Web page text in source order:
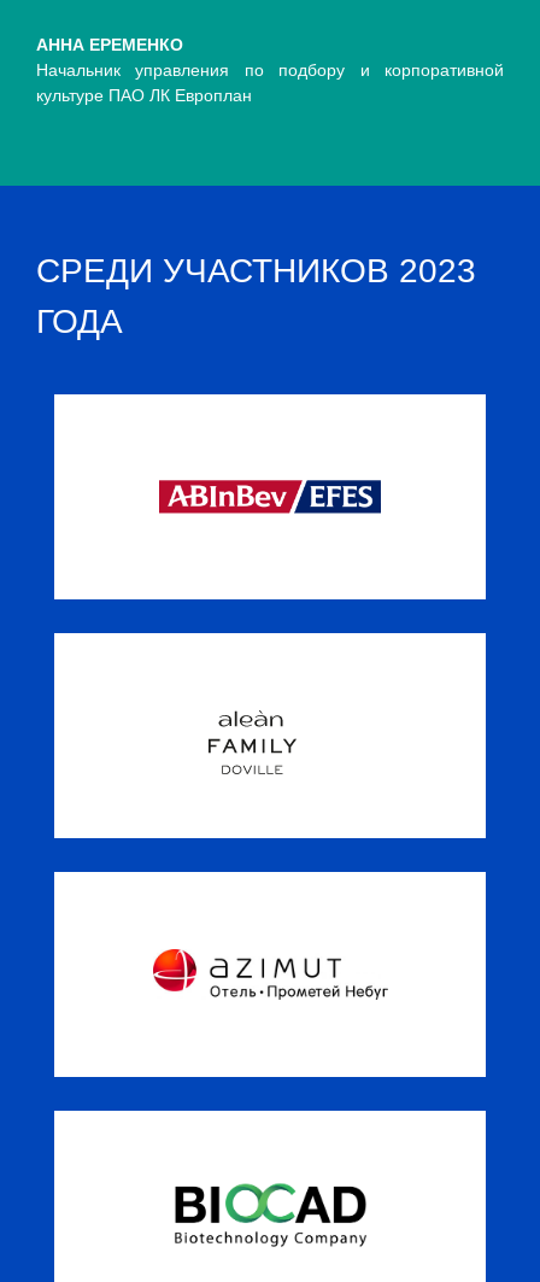
АННА ЕРЕМЕНКО
Начальник управления по подбору и корпоративной
культуре ПАО ЛК Европлан
СРЕДИ УЧАСТНИКОВ 2023
ГОДА